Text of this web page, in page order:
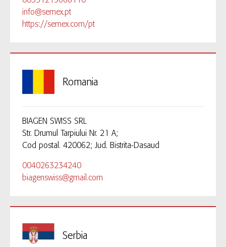
info@semex.pt
https://semex.com/pt
Romania
BIAGEN SWISS SRL
Str. Drumul Tarpiului Nr. 21 A;
Cod postal. 420062; Jud. Bistrita-Dasaud
0040263234240
biagenswiss@gmail.com
Serbia